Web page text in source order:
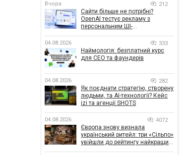
Вчора 212
Сайти більше не потрібні?
OpenAI тестує рекламу з
персональним ШІ-
04.08.2026 333
Наймологія: безплатний курс
для CEO та фаундерів
04.08.2026 282
Як поєднати стратегію, створену
людьми, та AI-технології? Кейс
izi та агенції SHOTS
04.08.2026 4072
Європа знову визнала
український ритейл: три «Сільпо»
увійшли до рейтингу найкращих